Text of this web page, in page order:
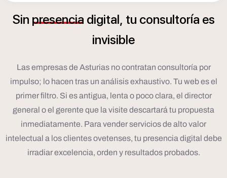
Sin presencia digital, tu consultoría es
invisible
Las empresas de Asturias no contratan consultoría por
impulso; lo hacen tras un análisis exhaustivo. Tu web es el
primer filtro. Si es antigua, lenta o poco clara, el director
general o el gerente que la visite descartará tu propuesta
inmediatamente. Para vender servicios de alto valor
intelectual a los clientes ovetenses, tu presencia digital debe
irradiar excelencia, orden y resultados probados.